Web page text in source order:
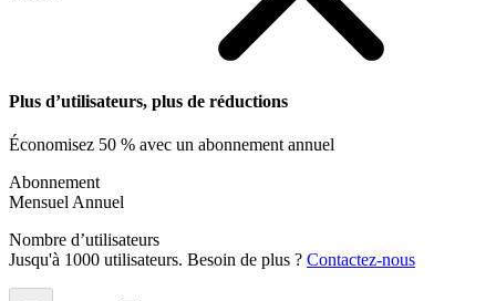
Plus d’utilisateurs, plus de réductions
Économisez 50 % avec un abonnement annuel
Abonnement
Mensuel Annuel
Nombre d’utilisateurs
Jusqu'à 1000 utilisateurs. Besoin de plus ? Contactez-nous